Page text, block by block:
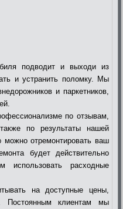
подводит и выходи из
и устранить поломку. Мы
и паркетников,
по отзывам,
по результаты нашей
отремонтировать ваш
будет действительно
использовать расходные
на доступные цены,
Постоянным клиентам мы